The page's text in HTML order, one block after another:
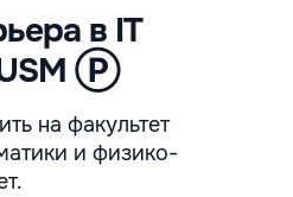
в IT
USM Ⓟ
на факультет
и физико-